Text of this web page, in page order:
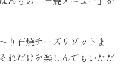
り石焼チーズリゾットま
れだけを楽しんでもいただ